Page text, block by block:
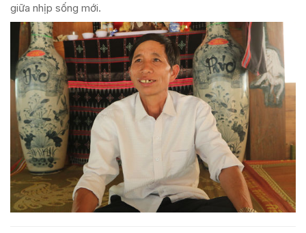
giữa nhịp sống mới.